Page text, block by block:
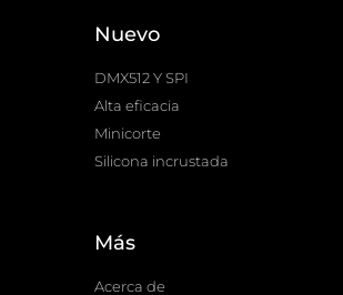
Nuevo
DMX512 Y SPI
Alta eficacia
Minicorte
Silicona incrustada
Más
Acerca de